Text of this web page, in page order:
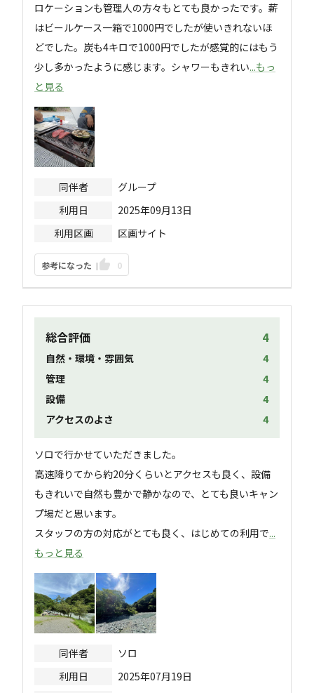
ロケーションも管理人の方々もとても良かったです。薪
はビールケース一箱で1000円でしたが使いきれないほ
どでした。炭も4キロで1000円でしたが感覚的にはもう
少し多かったように感じます。シャワーもきれい...もっ
と見る
同伴者
グループ
利用日
2025年09月13日
利用区画
区画サイト
参考になった 0
総合評価 4
自然・環境・雰囲気
4
管理
4
設備
4
アクセスのよさ
4
ソロで行かせていただきました。
高速降りてから約20分くらいとアクセスも良く、設備
もきれいで自然も豊かで静かなので、とても良いキャン
プ場だと思います。
スタッフの方の対応がとても良く、はじめての利用で...
もっと見る
同伴者
ソロ
利用日
2025年07月19日